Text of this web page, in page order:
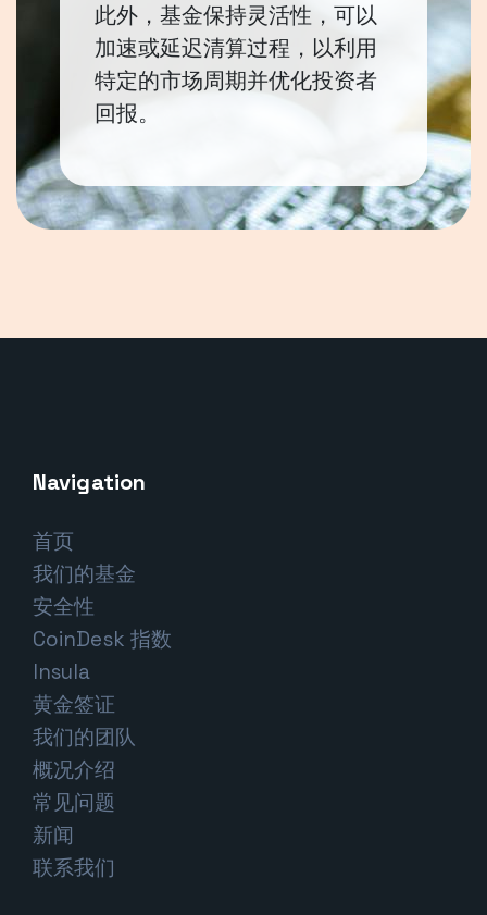
此外，基金保持灵活性，可以
加速或延迟清算过程，以利用
特定的市场周期并优化投资者
回报。
Navigation
首页
我们的基金
安全性
CoinDesk 指数
Insula
黄金签证
我们的团队
概况介绍
常见问题
新闻
联系我们